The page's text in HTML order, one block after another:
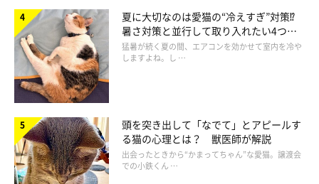
夏に大切なのは愛猫の“冷えすぎ”対策⁉
暑さ対策と並行して取り入れたい4つの
工夫
猛暑が続く夏の間、エアコンを効かせて室内を冷や
しますよね。し …
頭を突き出して「なでて」とアピールす
る猫の心理とは？ 獣医師が解説
出会ったときから“かまってちゃん”な愛猫。譲渡会
での小鉄くん …